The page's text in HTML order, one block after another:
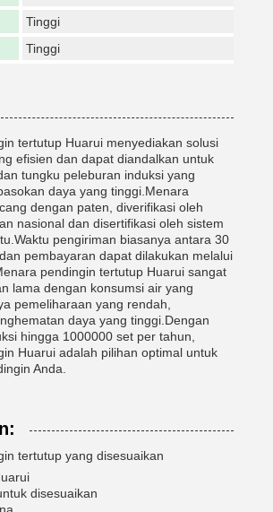
Tinggi
Tinggi
tertutup Huarui menyediakan solusi
efisien dan dapat diandalkan untuk
tungku peleburan induksi yang
daya yang tinggi.Menara
dengan paten, diverifikasi oleh
nasional dan disertifikasi oleh sistem
pengiriman biasanya antara 30
pembayaran dapat dilakukan melalui
pendingin tertutup Huarui sangat
lama dengan konsumsi air yang
pemeliharaan yang rendah,
daya yang tinggi.Dengan
hingga 1000000 set per tahun,
Huarui adalah pilihan optimal untuk
Anda.
tertutup yang disesuaikan
disesuaikan